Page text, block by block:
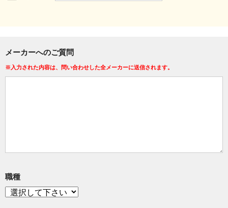
メーカーへのご質問
※入力された内容は、問い合わせした全メーカーに送信されます。
職種